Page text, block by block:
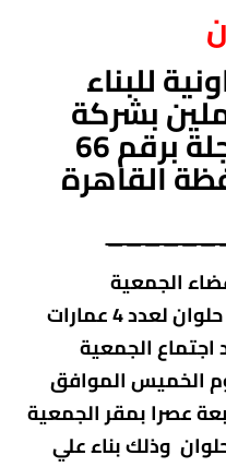
للبناء
بشركة
سيماف المسجلة برقم 66
الجمعية
المنتفعين بمشروع عين حلوان لعدد 4 عمارات
الجمعية
الخميس الموافق
الرابعة عصرا بمقر الجمعية
– حلوان وذلك بناء علي